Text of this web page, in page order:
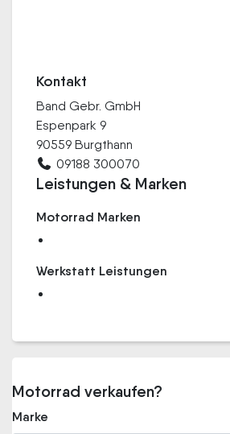
Kontakt
Band Gebr. GmbH
Espenpark 9
90559 Burgthann
09188 300070
Leistungen & Marken
Motorrad Marken
Werkstatt Leistungen
Motorrad verkaufen?
Marke